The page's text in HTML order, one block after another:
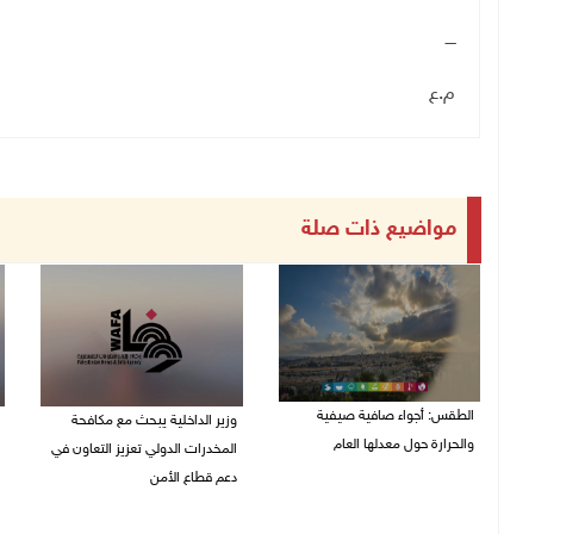
ــــ
م.ع
مواضيع ذات صلة
الطقس: أجواء صافية صيفية
والحرارة حول معدلها العام
وزير الداخلية يبحث مع مكافحة
المخدرات الدولي تعزيز التعاون في
دعم قطاع الأمن